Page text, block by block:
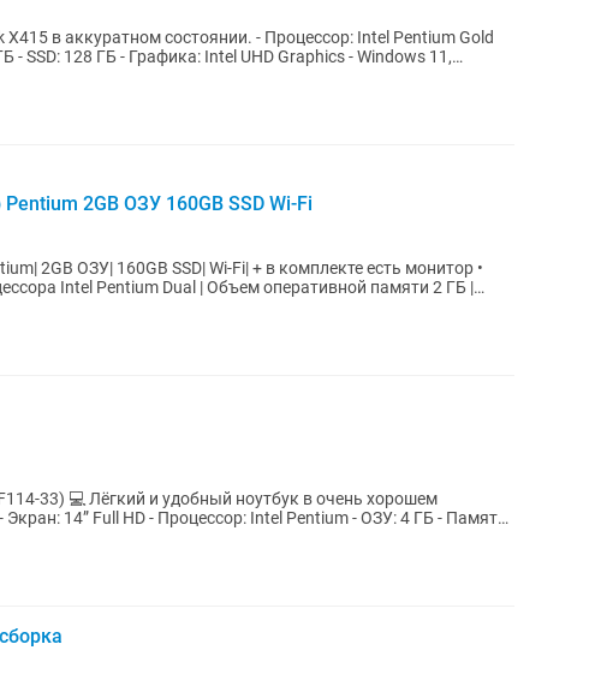
состоянии. - Процессор: Intel Pentium Gold
2GB ОЗУ 160GB SSD Wi-Fi
SSD| Wi-Fi| + в комплекте есть монитор •
в очень хорошем